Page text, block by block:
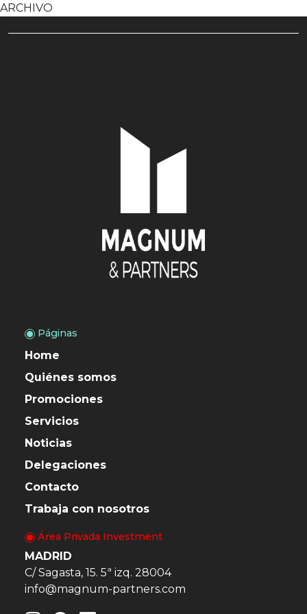
ARCHIVO
Páginas
Home
Quiénes somos
Promociones
Servicios
Noticias
Delegaciones
Contacto
Trabaja con nosotros
Área Privada Investment
MADRID
C/ Sagasta, 15. 5ª izq. 28004
info@magnum-partners.com